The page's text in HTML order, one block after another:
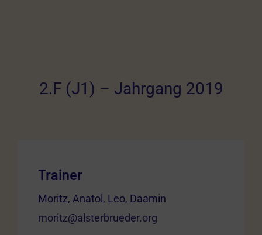
2.F (J1) – Jahrgang 2019
Trainer
Moritz, Anatol, Leo, Daamin
moritz@alsterbrueder.org